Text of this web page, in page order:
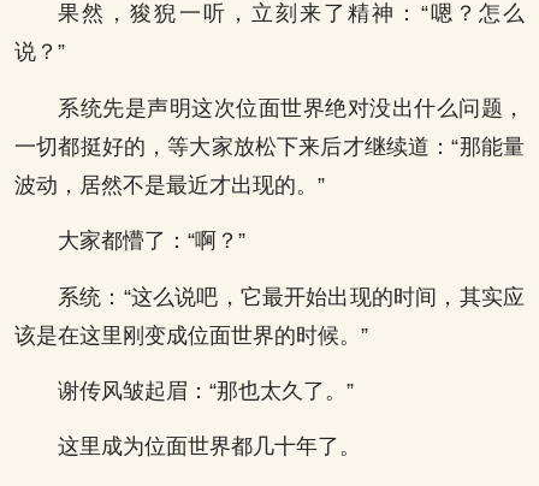
果然，狻猊一听，立刻来了精神：“嗯？怎么
说？”
系统先是声明这次位面世界绝对没出什么问题，
一切都挺好的，等大家放松下来后才继续道：“那能量
波动，居然不是最近才出现的。”
大家都懵了：“啊？”
系统：“这么说吧，它最开始出现的时间，其实应
该是在这里刚变成位面世界的时候。”
谢传风皱起眉：“那也太久了。”
这里成为位面世界都几十年了。